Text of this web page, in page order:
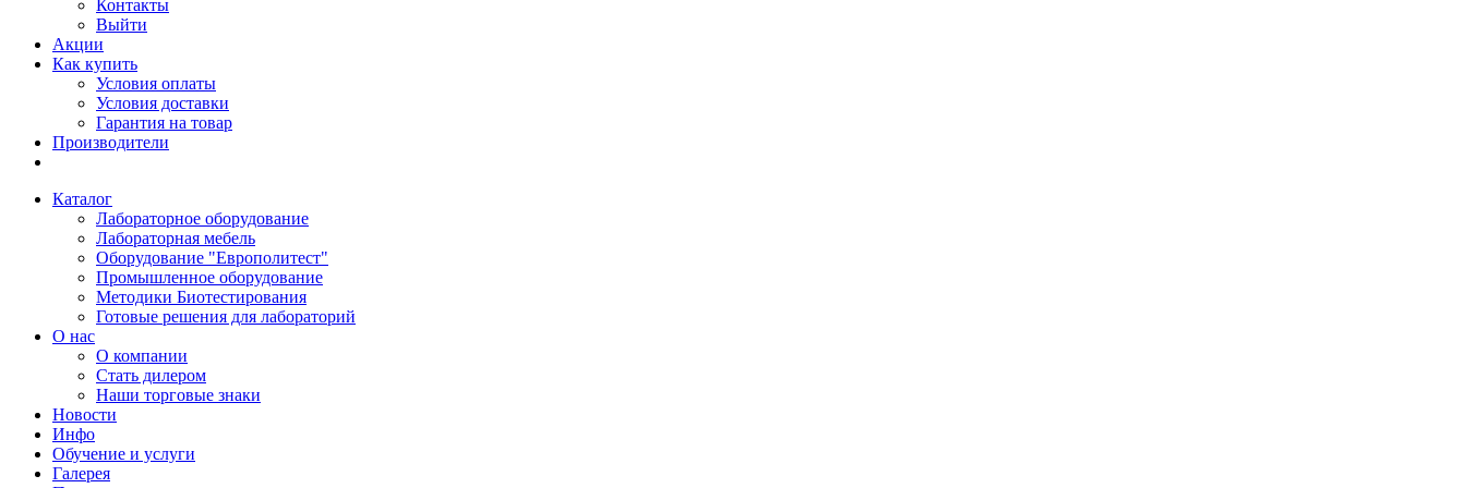
Контакты
Выйти
Акции
Как купить
Условия оплаты
Условия доставки
Гарантия на товар
Производители
Каталог
Лабораторное оборудование
Лабораторная мебель
Оборудование "Европолитест"
Промышленное оборудование
Методики Биотестирования
Готовые решения для лабораторий
О нас
О компании
Стать дилером
Наши торговые знаки
Новости
Инфо
Обучение и услуги
Галерея